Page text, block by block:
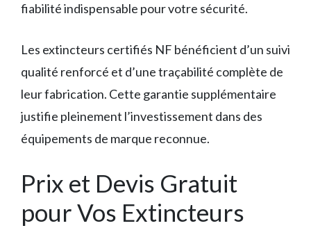
fiabilité indispensable pour votre sécurité.
Les extincteurs certifiés NF bénéficient d’un suivi
qualité renforcé et d’une traçabilité complète de
leur fabrication. Cette garantie supplémentaire
justifie pleinement l’investissement dans des
équipements de marque reconnue.
Prix et Devis Gratuit
pour Vos Extincteurs